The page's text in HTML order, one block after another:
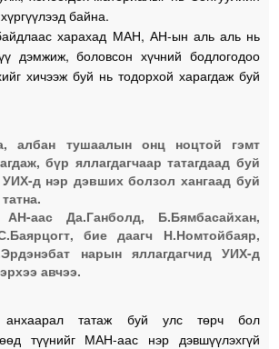
байна.
харахад МАН, АН-ын аль аль нь
дэмжиж, боловсон хүчний бодлогодоо
хичээж буй нь тодорхой харагдаж буй
албан тушаалын онц ноцтой гэмт
бүр яллагдагчаар татагдаад буй
УИХ-д нэр дэвших болзол хангаад буй
аас Да.Ганболд, Б.Бямбасайхан,
бие даагч Н.Номтойбаяр,
нарын яллагдагчид УИХ-д
авчээ.
анхаарал татаж буй улс төрч бол
түүнийг МАН-аас нэр дэвшүүлэхгүй